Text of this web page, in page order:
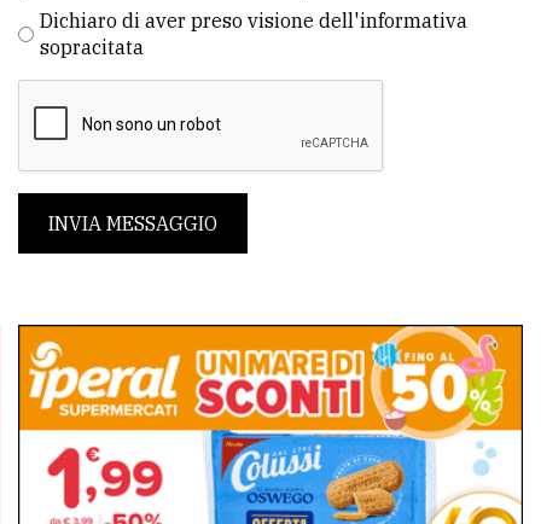
Dichiaro di aver preso visione dell'informativa
sopracitata
INVIA MESSAGGIO